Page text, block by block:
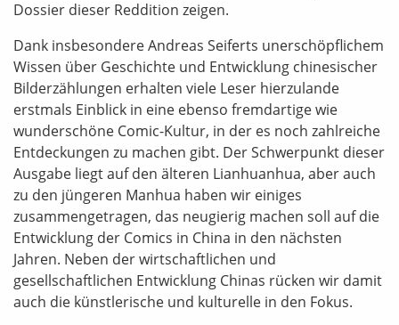
Dossier dieser Reddition zeigen.
Dank insbesondere Andreas Seiferts unerschöpflichem
Wissen über Geschichte und Entwicklung chinesischer
Bilderzählungen erhalten viele Leser hierzulande
erstmals Einblick in eine ebenso fremdartige wie
wunderschöne Comic-Kultur, in der es noch zahlreiche
Entdeckungen zu machen gibt. Der Schwerpunkt dieser
Ausgabe liegt auf den älteren Lianhuanhua, aber auch
zu den jüngeren Manhua haben wir einiges
zusammengetragen, das neugierig machen soll auf die
Entwicklung der Comics in China in den nächsten
Jahren. Neben der wirtschaftlichen und
gesellschaftlichen Entwicklung Chinas rücken wir damit
auch die künstlerische und kulturelle in den Fokus.